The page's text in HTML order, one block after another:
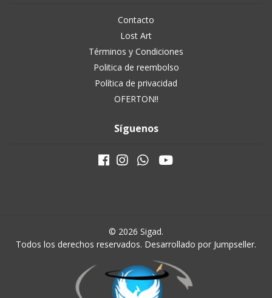
Contacto
Lost Art
Términos y Condiciones
Politica de reembolso
Política de privacidad
OFERTON!!
Síguenos
© 2026 Sigad.
Todos los derechos reservados. Desarrollado por Jumpseller.